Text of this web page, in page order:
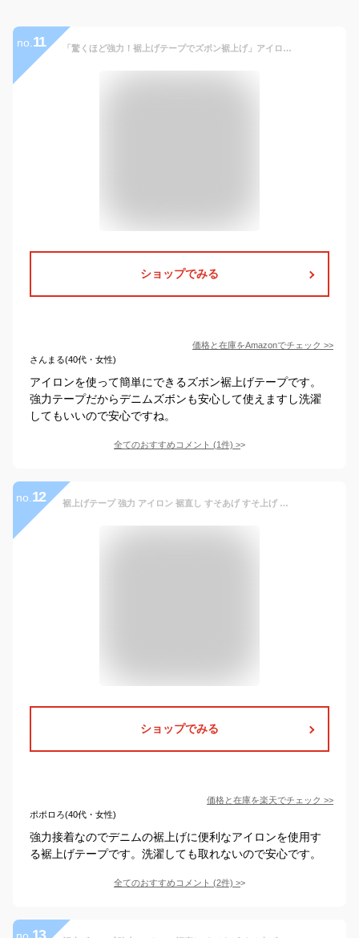
no. 11 「驚くほど強力！裾上げテープでズボン裾上げ」アイロンで簡単・強力な 11m巻 40mm幅 黒 すそあげテープ ズボン裾上げテープ 布 接着剤
ショップでみる
価格と在庫をAmazonでチェック >>
さんまる(40代・女性)
アイロンを使って簡単にできるズボン裾上げテープです。
強力テープだからデニムズボンも安心して使えますし洗濯
してもいいので安心ですね。
全てのおすすめコメント (1件) >
no. 12 裾上げテープ 強力 アイロン 裾直し すそあげ すそ上げ スラックス チノパン デニムパンツ ジーンズ 02-047 日用品 手芸用品 丈直し 洋服 お直し
ショップでみる
価格と在庫を楽天でチェック >>
ポポロろ(40代・女性)
強力接着なのでデニムの裾上げに便利なアイロンを使用す
る裾上げテープです。洗濯しても取れないので安心です。
全てのおすすめコメント (2件) >
13